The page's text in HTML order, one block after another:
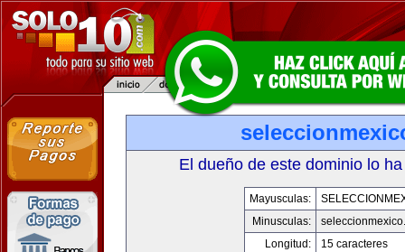
El dueño de este dominio lo
Mayusculas:
Minusculas:
Longitud:
15 caracteres